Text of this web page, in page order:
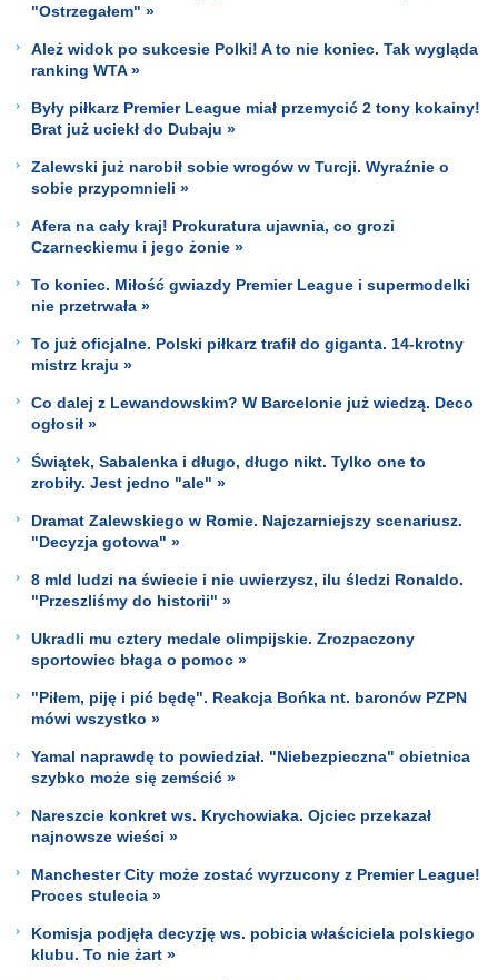
"Ostrzegałem" »
Ależ widok po sukcesie Polki! A to nie koniec. Tak wygląda
ranking WTA »
Były piłkarz Premier League miał przemycić 2 tony kokainy!
Brat już uciekł do Dubaju »
Zalewski już narobił sobie wrogów w Turcji. Wyraźnie o
sobie przypomnieli »
Afera na cały kraj! Prokuratura ujawnia, co grozi
Czarneckiemu i jego żonie »
To koniec. Miłość gwiazdy Premier League i supermodelki
nie przetrwała »
To już oficjalne. Polski piłkarz trafił do giganta. 14-krotny
mistrz kraju »
Co dalej z Lewandowskim? W Barcelonie już wiedzą. Deco
ogłosił »
Świątek, Sabalenka i długo, długo nikt. Tylko one to
zrobiły. Jest jedno "ale" »
Dramat Zalewskiego w Romie. Najczarniejszy scenariusz.
"Decyzja gotowa" »
8 mld ludzi na świecie i nie uwierzysz, ilu śledzi Ronaldo.
"Przeszliśmy do historii" »
Ukradli mu cztery medale olimpijskie. Zrozpaczony
sportowiec błaga o pomoc »
"Piłem, piję i pić będę". Reakcja Bońka nt. baronów PZPN
mówi wszystko »
Yamal naprawdę to powiedział. "Niebezpieczna" obietnica
szybko może się zemścić »
Nareszcie konkret ws. Krychowiaka. Ojciec przekazał
najnowsze wieści »
Manchester City może zostać wyrzucony z Premier League!
Proces stulecia »
Komisja podjęła decyzję ws. pobicia właściciela polskiego
klubu. To nie żart »